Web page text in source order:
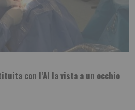
con l’AI la vista a un occhio